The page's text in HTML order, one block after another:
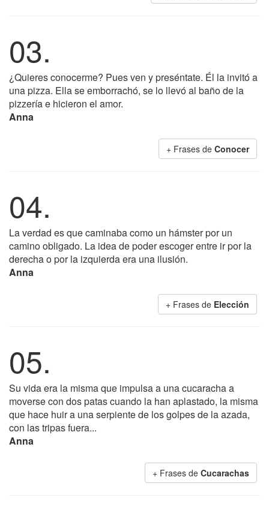
03.
¿Quieres conocerme? Pues ven y preséntate. Él la invitó a
una pizza. Ella se emborrachó, se lo llevó al baño de la
pizzería e hicieron el amor.
Anna
+ Frases de Conocer
04.
La verdad es que caminaba como un hámster por un
camino obligado. La idea de poder escoger entre ir por la
derecha o por la izquierda era una ilusión.
Anna
+ Frases de Elección
05.
Su vida era la misma que impulsa a una cucaracha a
moverse con dos patas cuando la han aplastado, la misma
que hace huir a una serpiente de los golpes de la azada,
con las tripas fuera...
Anna
+ Frases de Cucarachas